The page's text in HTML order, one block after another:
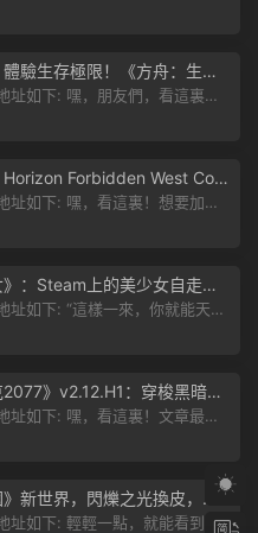
就能加入我們遊...
驗生存極限！《方舟：生存
版全新升級！
們，看這裏！
》這個遊戲超火...
Forbidden West Com
發布！
裏！想要加入
就點文章最後那...
：Steam上的美少女自走
雙重盛宴！
來，你就能天天
》v2.12.H1：穿梭黑暗都
的震撼
裏！文章最後
就能加入我們的...
新世界，閃爍之光換皮，共
，就能看到原